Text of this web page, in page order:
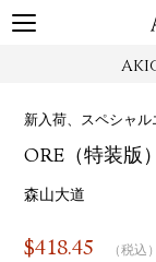
新入荷、スペシャル
ORE（特装版
森山大道
$418.45 （税込）
TOP
ONLINE